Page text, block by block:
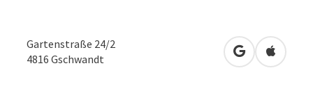
Gartenstraße 24/2
4816 Gschwandt in Google
in